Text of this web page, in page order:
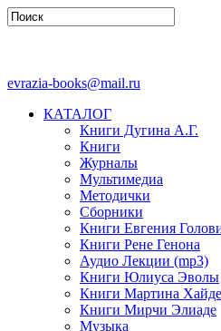
evrazia-books@mail.ru
КАТАЛОГ
Книги Дугина А.Г.
Книги
Журналы
Мультимедиа
Методички
Сборники
Книги Евгения
Книги Рене Генона
Аудио Лекции (mp3)
Книги Юлиуса Эволы
Книги Мартина
Книги Мирчи Элиаде
Музыка